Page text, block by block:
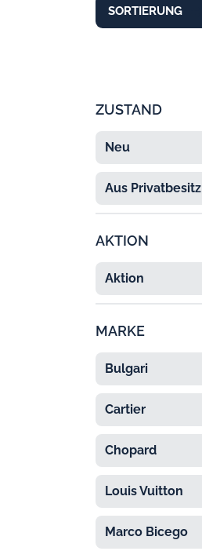
SORTIERUNG
ZUSTAND
Neu
Aus Privatbesitz
AKTION
Aktion
MARKE
Bulgari
Cartier
Chopard
Louis Vuitton
Marco Bicego